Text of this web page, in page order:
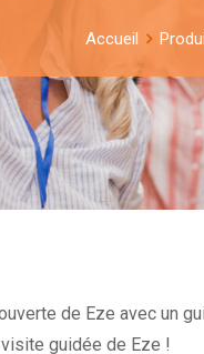
Accueil
de Eze avec un
guidée de Eze !